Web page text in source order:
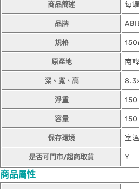
商品簡述 每
品牌
規格
原產地 南韓
深、寬、高
淨重 150
容量 150
保存環境 室溫
是否可門市/超商取貨 Y
商品屬性